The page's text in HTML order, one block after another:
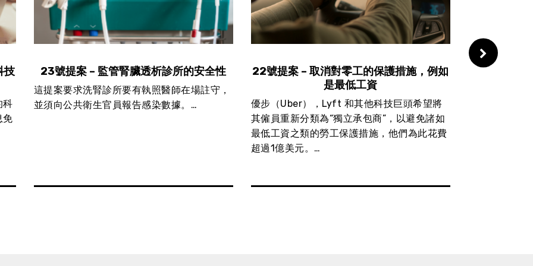
技
科
免
23號提案 – 監管腎臟透析診所的安全性
這提案要求洗腎診所要有執照醫師在場註守，
並須向公共衛生官員報告感染數據。…
22號提案 – 取消對零工的保護措施，例如
是最低工資
優步（Uber），Lyft 和其他科技巨頭希望將
其僱員重新分類為“獨立承包商”，以避免諸如
最低工資之類的勞工保護措施，他們為此花費
超過1億美元。…
21號提案